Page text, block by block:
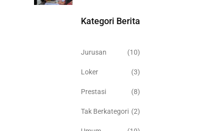
Kategori Berita
Jurusan (10)
Loker (3)
Prestasi (8)
Tak Berkategori (2)